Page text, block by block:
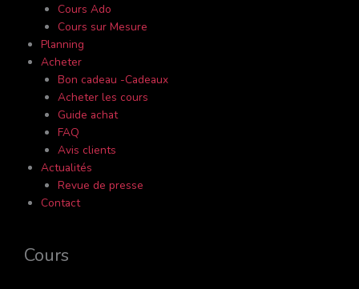
Cours Ado
Cours sur Mesure
Planning
Acheter
Bon cadeau -Cadeaux
Acheter les cours
Guide achat
FAQ
Avis clients
Actualités
Revue de presse
Contact
Cours